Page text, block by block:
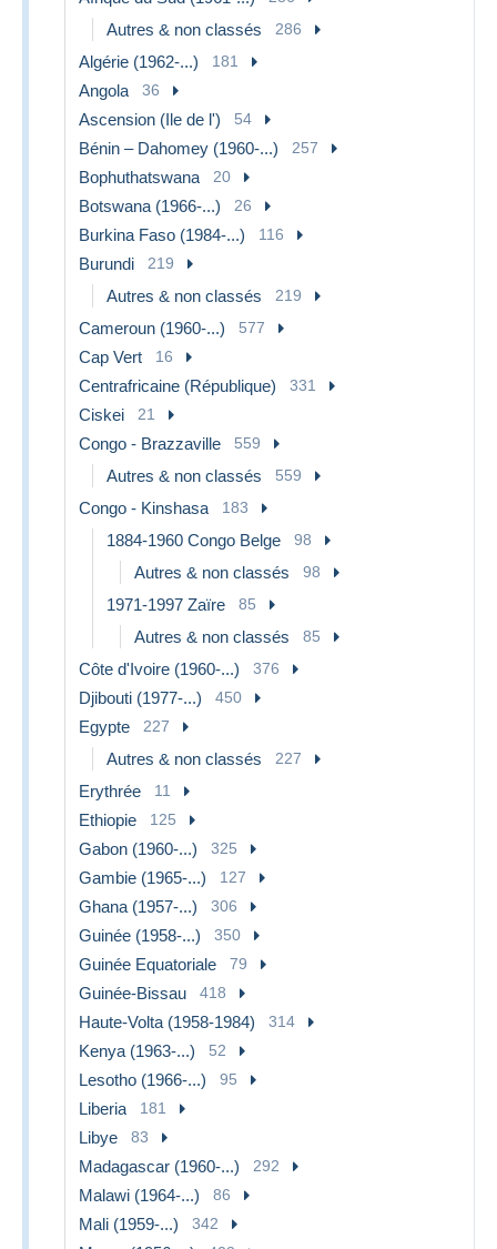
Autres & non classés 286
Algérie (1962-...) 181
Angola 36
Ascension (Ile de l') 54
Bénin – Dahomey (1960-...) 257
Bophuthatswana 20
Botswana (1966-...) 26
Burkina Faso (1984-...) 116
Burundi 219
Autres & non classés 219
Cameroun (1960-...) 577
Cap Vert 16
Centrafricaine (République) 331
Ciskei 21
Congo - Brazzaville 559
Autres & non classés 559
Congo - Kinshasa 183
1884-1960 Congo Belge 98
Autres & non classés 98
1971-1997 Zaïre 85
Autres & non classés 85
Côte d'Ivoire (1960-...) 376
Djibouti (1977-...) 450
Egypte 227
Autres & non classés 227
Erythrée 11
Ethiopie 125
Gabon (1960-...) 325
Gambie (1965-...) 127
Ghana (1957-...) 306
Guinée (1958-...) 350
Guinée Equatoriale 79
Guinée-Bissau 418
Haute-Volta (1958-1984) 314
Kenya (1963-...) 52
Lesotho (1966-...) 95
Liberia 181
Libye 83
Madagascar (1960-...) 292
Malawi (1964-...) 86
Mali (1959-...) 342